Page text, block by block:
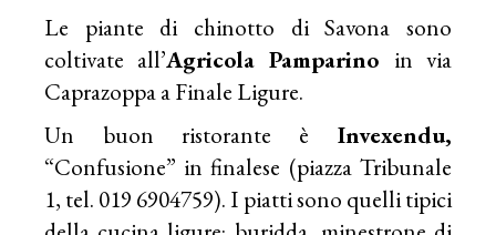
Le piante di chinotto di Savona sono
coltivate all’Agricola Pamparino in via
Caprazoppa a Finale Ligure.
Un buon ristorante è Invexendu,
“Confusione” in finalese (piazza Tribunale
1, tel. 019 6904759). I piatti sono quelli tipici